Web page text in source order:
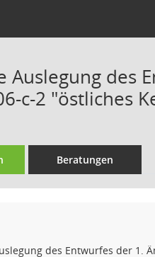
Auslegung des
c-2 "östliches
Beratungen
des Entwurfes der 1.